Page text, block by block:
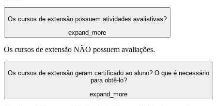
Os cursos de extensão possuem atividades avaliativas?
expand_more
Os cursos de extensão NÃO possuem avaliações.
Os cursos de extensão geram certificado ao aluno? O que é necessário
para obtê-lo?
expand_more